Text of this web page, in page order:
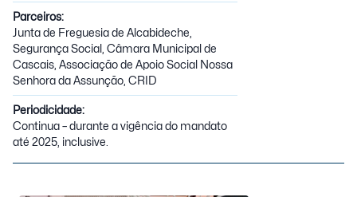
Parceiros:
Junta de Freguesia de Alcabideche,
Segurança Social, Câmara Municipal de
Cascais, Associação de Apoio Social Nossa
Senhora da Assunção, CRID
Periodicidade:
Continua – durante a vigência do mandato
até 2025, inclusive.